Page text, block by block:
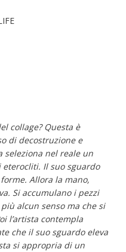
collage? Questa è
di decostruzione e
seleziona nel reale un
Il suo sguardo
Allora la mano,
Si accumulano i pezzi
alcun senso ma che si
l’artista contempla
che il suo sguardo eleva
si appropria di un